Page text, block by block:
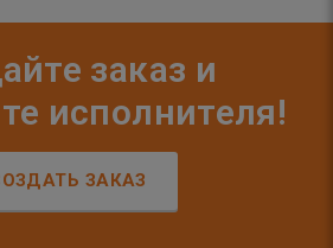
заказ и
исполнителя!
ЗАКАЗ